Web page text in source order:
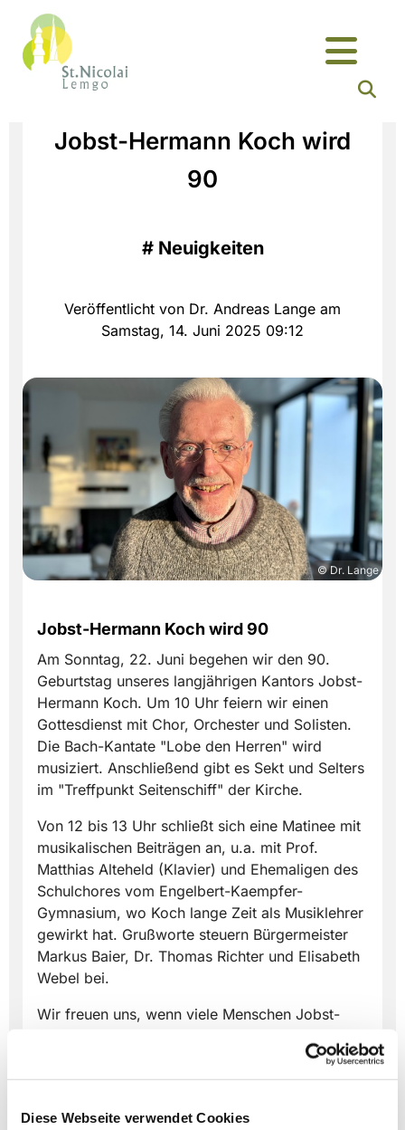
Diese Webseite verwendet Cookies
Jobst-Hermann Koch wird
90
# Neuigkeiten
Veröffentlicht von Dr. Andreas Lange am
Samstag, 14. Juni 2025 09:12
© Dr. Lange
Jobst-Hermann Koch wird 90
Am Sonntag, 22. Juni begehen wir den 90.
Geburtstag unseres langjährigen Kantors Jobst-
Hermann Koch. Um 10 Uhr feiern wir einen
Gottesdienst mit Chor, Orchester und Solisten.
Die Bach-Kantate "Lobe den Herren" wird
musiziert. Anschließend gibt es Sekt und Selters
im "Treffpunkt Seitenschiff" der Kirche.
Von 12 bis 13 Uhr schließt sich eine Matinee mit
musikalischen Beiträgen an, u.a. mit Prof.
Matthias Alteheld (Klavier) und Ehemaligen des
Schulchores vom Engelbert-Kaempfer-
Gymnasium, wo Koch lange Zeit als Musiklehrer
gewirkt hat. Grußworte steuern Bürgermeister
Markus Baier, Dr. Thomas Richter und Elisabeth
Webel bei.
Wir freuen uns, wenn viele Menschen Jobst-
teilnehmen.
Vielen Dank an alle, die mit einer Spende die